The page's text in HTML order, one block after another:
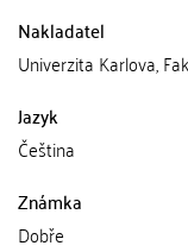
Nakladatel
Univerzita Karlova,
Jazyk
Čeština
Známka
Dobře